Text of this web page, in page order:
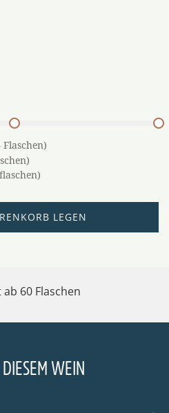
Flaschen)
LEGEN
ab 60 Flaschen
WEIN